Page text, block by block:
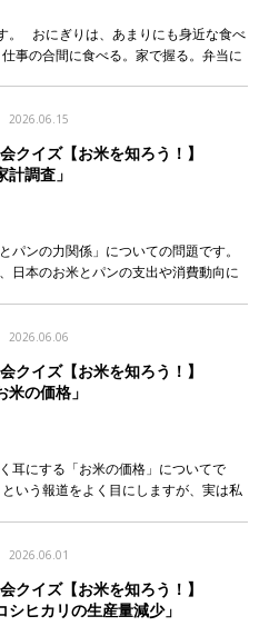
。 おにぎりは、あまりにも身近な食べ
事の合間に食べる。家で握る。弁当に
2026.06.15
クイズ【お米を知ろう！】
調査」
ンの力関係」についての問題です。
日本のお米とパンの支出や消費動向に
2026.06.06
クイズ【お米を知ろう！】
の価格」
耳にする「お米の価格」についてで
いう報道をよく目にしますが、実は私
2026.06.01
クイズ【お米を知ろう！】
ヒカリの生産量減少」